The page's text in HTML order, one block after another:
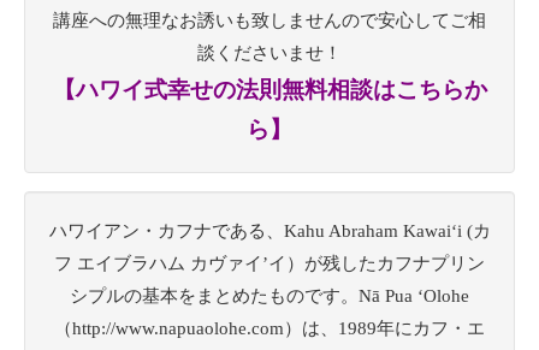
講座への無理なお誘いも致しませんので安心してご相
談くださいませ！
【ハワイ式幸せの法則無料相談はこちらか
ら】
ハワイアン・カフナである、Kahu Abraham Kawaiʻi (カ
フ エイブラハム カヴァイ’イ）が残したカフナプリン
シプルの基本をまとめたものです。Nā Pua ‘Olohe
（http://www.napuaolohe.com）は、1989年にカフ・エ